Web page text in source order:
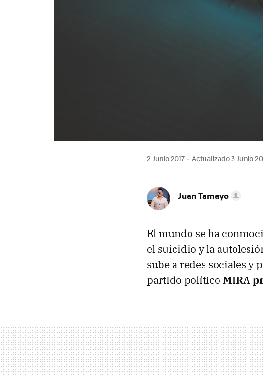
2 Junio 2017 Actualizado 3 Junio
Juan Tamayo
El mundo se ha
el suicidio y la
sube a redes sociales y
partido político MIRA